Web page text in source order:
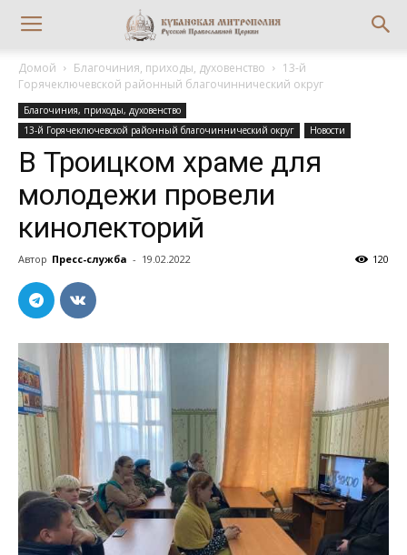
Домой Благочиния, приходы, духовенство
13-й
Горячеключевской районный благочиннический округ
Благочиния, приходы, духовенство
13-й Горячеключевской районный благочиннический округ
Новости
В Троицком храме для
молодежи провели
кинолекторий
Автор Пресс-служба - 19.02.2022 120